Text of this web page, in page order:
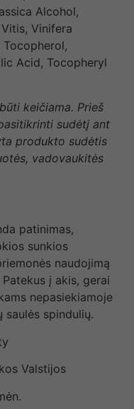
Alcohol,
Vinifera
Tocopherol,
Acid, Tocopheryl
keičiama. Prieš
sudėtį ant
produkto sudėtis
vadovaukitės
patinimas,
sunkios
naudojimą
į akis, gerai
nepasiekiamoje
spindulių.
Valstijos